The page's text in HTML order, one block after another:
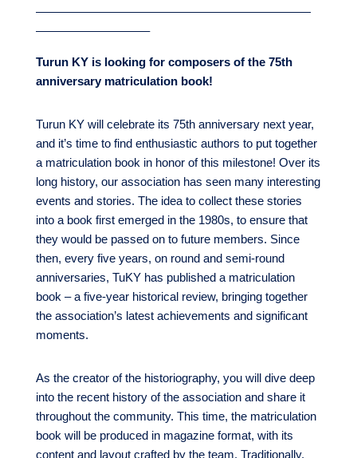
———————————————————————
—————————–
Turun KY is looking for composers of the 75th
anniversary matriculation book!
Turun KY will celebrate its 75th anniversary next year,
and it’s time to find enthusiastic authors to put together
a matriculation book in honor of this milestone! Over its
long history, our association has seen many interesting
events and stories. The idea to collect these stories
into a book first emerged in the 1980s, to ensure that
they would be passed on to future members. Since
then, every five years, on round and semi-round
anniversaries, TuKY has published a matriculation
book – a five-year historical review, bringing together
the association’s latest achievements and significant
moments.
As the creator of the historiography, you will dive deep
into the recent history of the association and share it
throughout the community. This time, the matriculation
book will be produced in magazine format, with its
content and layout crafted by the team. Traditionally,